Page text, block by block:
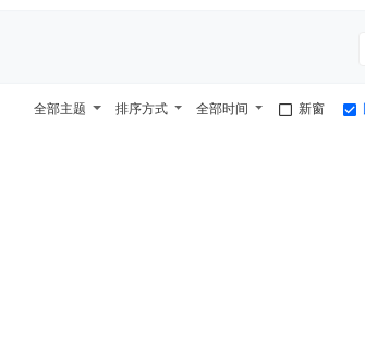
新窗
全部时间
排序方式
全部主题